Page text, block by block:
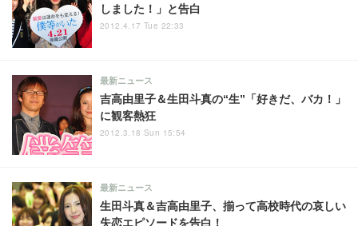
しました！」と告白
2012.4.17 Tue 22:33
吉高由里子＆生田斗真の“生”「好きだ、バカ！」
に観客熱狂
最新ニュース
2012.3.18 Sun 15:54
生田斗真＆吉高由里子、揃って高校時代の哀しい
失恋エピソードを告白！
最新ニュース